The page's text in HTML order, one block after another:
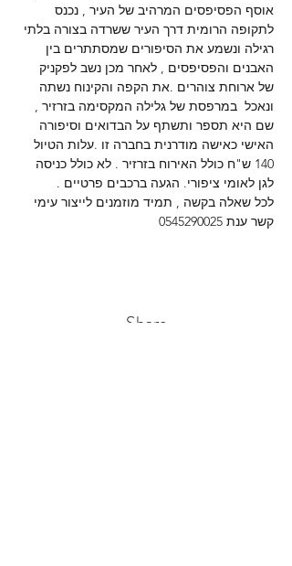
אוסף הפסיפסים המרהיב של העיר , נכנס
לתקופה הרומית דרך העיר ששרדה בצורה בלתי
רגילה ונשמע את הסיפורים שמסתתרים בין
האבנים והפסיפסים , לאחר מכן נשב לפקניק
של ארוחת צוהרים .את הקפה והקינוח נשתה
ונאכל  במרפסת של גלילה המקסימה בזרזיר ,
שם היא תספר ותשתף על הבדואים וסיפורה
האישי כאישה מודרנית בחברה זו .עלות הטיול
140 ש"ח כולל האירוח בזרזיר . לא כולל כניסה
לגן לאומי ציפורי. הגעה ברכבים פרטיים .
לכל שאלה בקשה , תמיד מוזמנים לייצור עימי
קשר ענת 0545290025
Share